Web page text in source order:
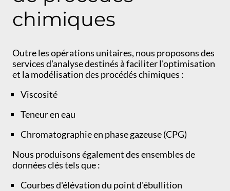
chimiques
Outre les opérations unitaires, nous proposons des
services d'analyse destinés à faciliter l'optimisation
et la modélisation des procédés chimiques :
Viscosité
Teneur en eau
Chromatographie en phase gazeuse (CPG)
Nous produisons également des ensembles de
données clés tels que :
Courbes d'élévation du point d'ébullition